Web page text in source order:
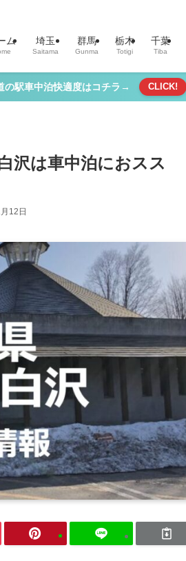
ム 埼玉
Saitama
群馬
Gunma
栃木
Totigi
千葉
Tiba
の駅車中泊快適度はコチラ→ CLICK!
沢は車中泊におスス
12日